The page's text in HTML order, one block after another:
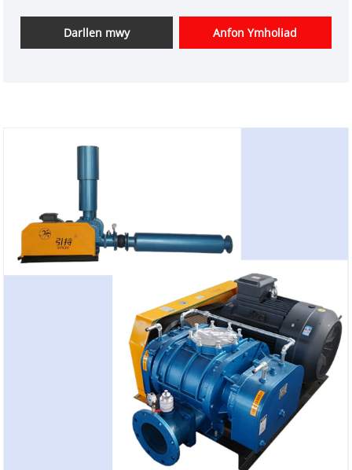
gan ei gwneud yn ddewis delfrydol ar gyfer
cymwysiadau pwysedd uchel lle mae dibynadwyedd
Darllen mwy Anfon Ymholiad